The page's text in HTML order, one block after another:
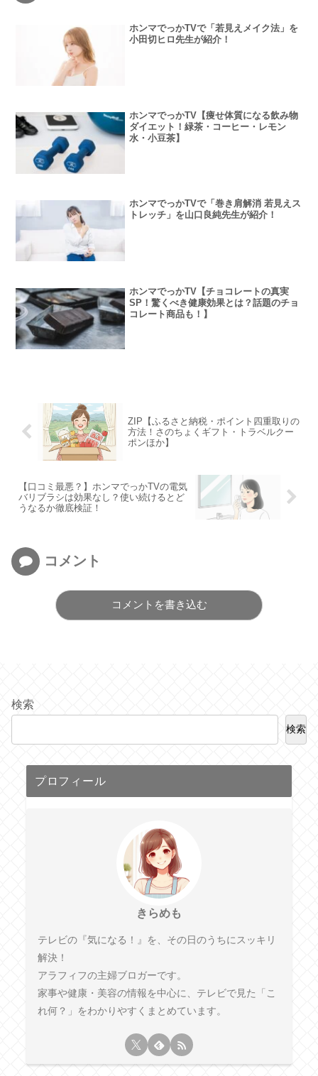
ホンマでっかTVで「若見えメイク法」を
小田切ヒロ先生が紹介！
ホンマでっかTV【痩せ体質になる飲み物
ダイエット！緑茶・コーヒー・レモン
水・小豆茶】
ホンマでっかTVで「巻き肩解消 若見えス
トレッチ」を山口良純先生が紹介！
ホンマでっかTV【チョコレートの真実
SP！驚くべき健康効果とは？話題のチョ
コレート商品も！】
ZIP【ふるさと納税・ポイント四重取りの
方法！さのちょくギフト・トラベルクー
ポンほか】
【口コミ最悪？】ホンマでっかTVの電気
バリブラシは効果なし？使い続けるとど
うなるか徹底検証！
コメント
コメントを書き込む
検索
検索
プロフィール
きらめも
テレビの『気になる！』を、その日のうちにスッキリ
解決！
アラフィフの主婦ブロガーです。
家事や健康・美容の情報を中心に、テレビで見た「こ
れ何？」をわかりやすくまとめています。